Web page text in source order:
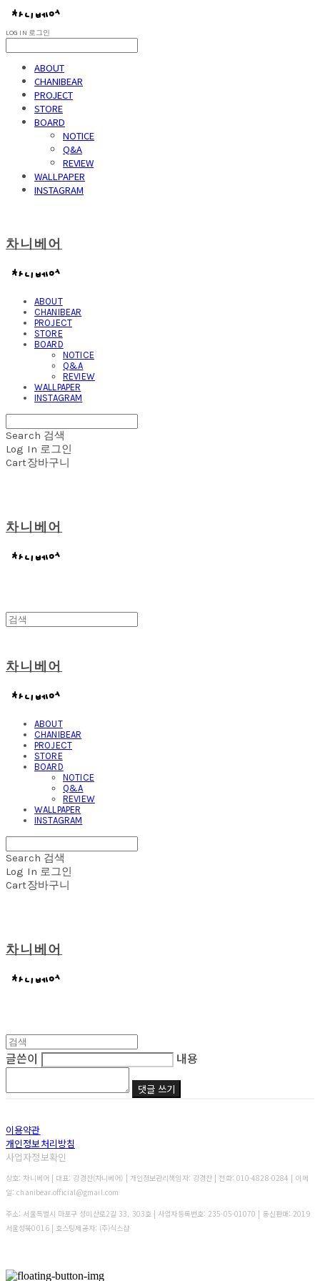
LOG IN 로그인
ABOUT
CHANIBEAR
PROJECT
STORE
BOARD
NOTICE
Q&A
REVIEW
WALLPAPER
INSTAGRAM
차니베어
ABOUT
CHANIBEAR
PROJECT
STORE
BOARD
NOTICE
Q&A
REVIEW
WALLPAPER
INSTAGRAM
Search 검색
Log In 로그인
Cart장바구니
차니베어
차니베어
ABOUT
CHANIBEAR
PROJECT
STORE
BOARD
NOTICE
Q&A
REVIEW
WALLPAPER
INSTAGRAM
Search 검색
Log In 로그인
Cart장바구니
차니베어
글쓴이 내용
댓글 쓰기
이용약관
개인정보처리방침
사업자정보확인
상호: 차니베어 | 대표: 강경찬(차니베어) | 개인정보관리책임자: 강경찬 | 전화: 010-4828-0284 | 이메
일: chanibear.official@gmail.com
주소: 서울특별시 마포구 성미산로2길 33, 303호 | 사업자등록번호:235-05-01070 | 통신판매:2019
서울성북0016| 호스팅제공자: (주)식스샵